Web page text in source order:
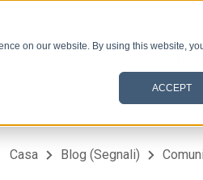
on our website. By using this website,
ACCEPT
Casa Blog (Segnali)